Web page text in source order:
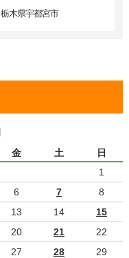
栃木県宇都宮市
金 土
日
1
6 7
8
13 14
15
20 21
22
27 28
29